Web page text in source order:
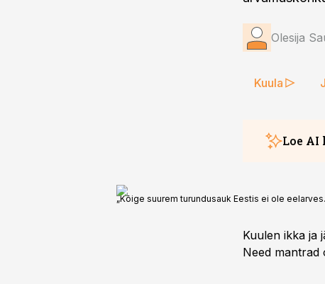
Olesija
Kuula
Loe
Olesija
on edu
inimesed
„Kõige suurem turundusauk Eestis ei ole
Kuulen ikka ja
Need mantrad